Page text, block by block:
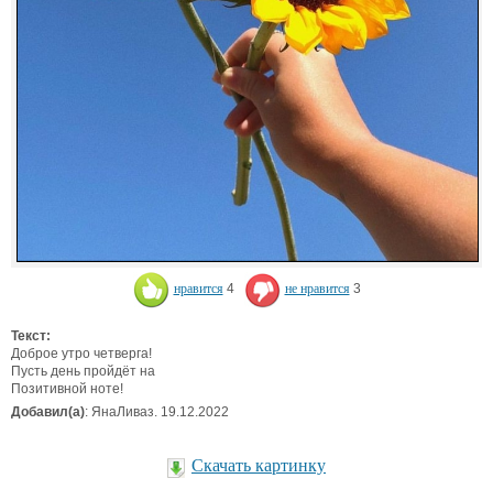
нравится 4 не нравится 3
Текст:
Доброе утро четверга!
Пусть день пройдёт на
Позитивной ноте!
Добавил(а): ЯнаЛиваз. 19.12.2022
Скачать картинку